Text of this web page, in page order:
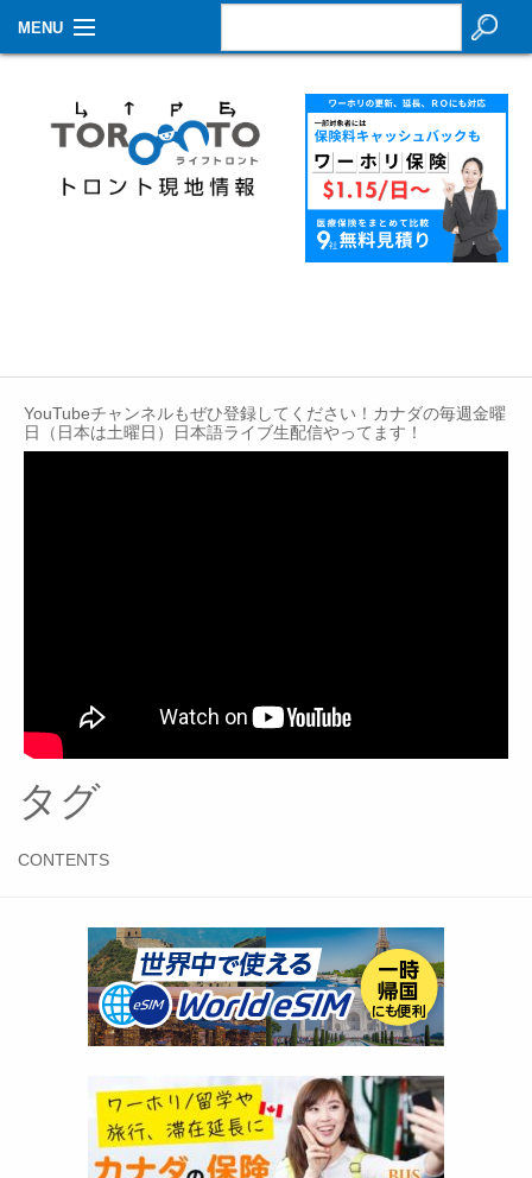
MENU
生活情報
その他
YouTubeチャンネルもぜひ登録してください！カナダの毎週金曜
日（日本は土曜日）日本語ライブ生配信やってます！
タグ
CONTENTS